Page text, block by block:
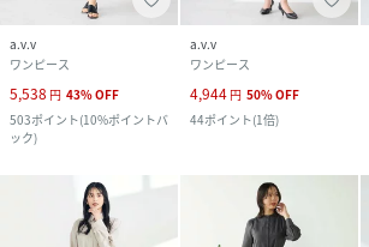
a.v.v
ワンピース
5,538 円 43%OFF
503ポイント(10%ポイントバ
ック)
a.v.v
ワンピース
4,944 円 50%OFF
44ポイント(1倍)